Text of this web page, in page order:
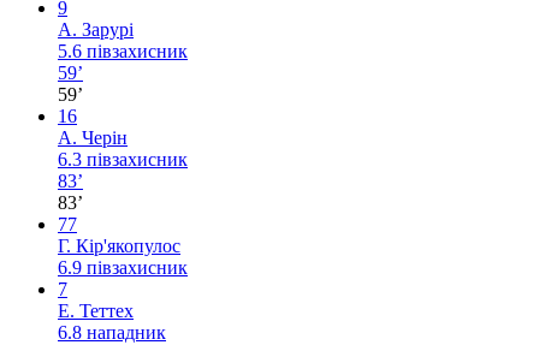
9
А. Зарурі
5.6 півзахисник
59’
59’
16
А. Черін
6.3 півзахисник
83’
83’
77
Г. Кір'якопулос
6.9 півзахисник
7
Е. Теттех
6.8 нападник